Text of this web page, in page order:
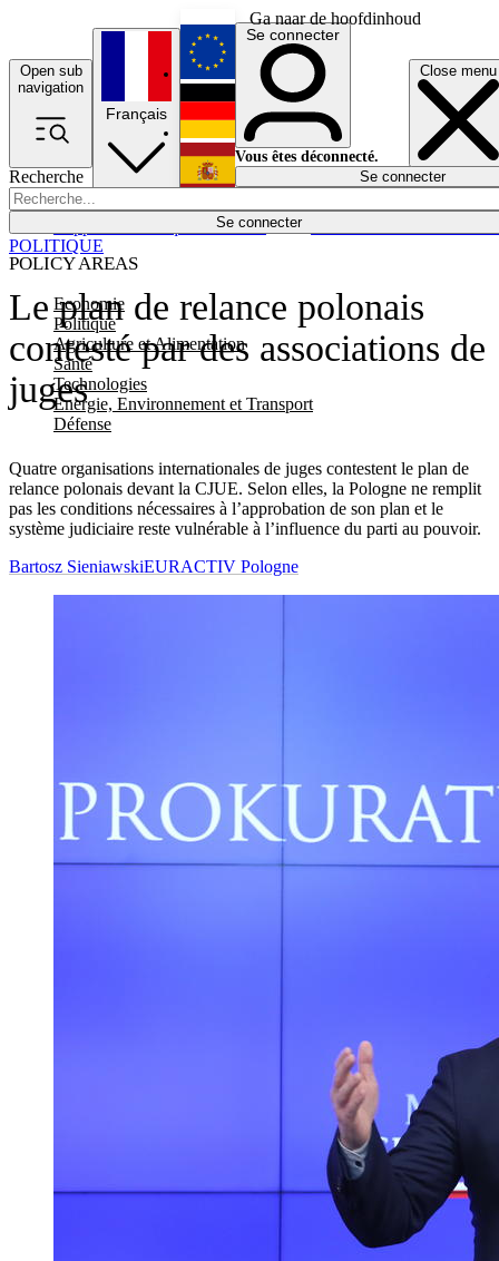
Ga naar de hoofdinhoud
Open sub
navigation
Close menu
Recherche
Se connecter
POLICY AREAS
Economie
Politique
Agriculture et Alimentation
Santé
Technologies
Energie, Environnement et Transport
Défense
Économie
Français
English
Deutsch
Español
Se connecter
Vous êtes déconnecté.
Se connecter
Le plan de relance polonais
contesté par des associations de
juges
Quatre organisations internationales de juges contestent le plan de
relance polonais devant la CJUE. Selon elles, la Pologne ne remplit
pas les conditions nécessaires à l’approbation de son plan et le
système judiciaire reste vulnérable à l’influence du parti au pouvoir.
POLITIQUE
Bartosz SieniawskiEURACTIV Pologne